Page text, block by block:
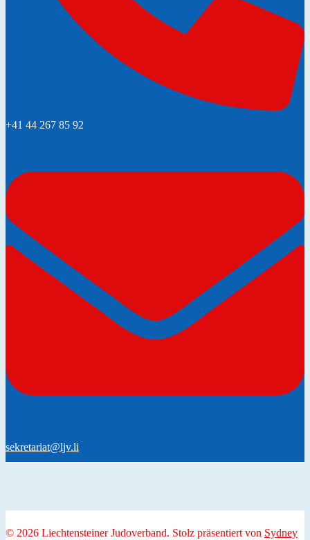
+41 44 267 85 92
sekretariat@ljv.li
© 2026 Liechtensteiner Judoverband. Stolz präsentiert von Sydney